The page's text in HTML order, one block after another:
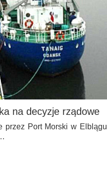
na decyzje rządowe
przez Port Morski w Elblągu